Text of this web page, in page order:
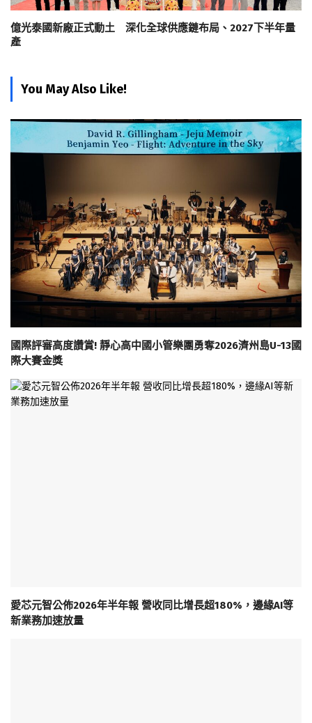
億光泰國新廠正式動土 深化全球供應鏈布局、2027下半年量
產
You May Also Like!
國際評審高度讚賞! 靜心高中國小管樂團勇奪2026濟州島U-13國
際大賽金獎
愛芯元智公佈2026年半年報 營收同比增長超180%，邊緣AI等
新業務加速放量